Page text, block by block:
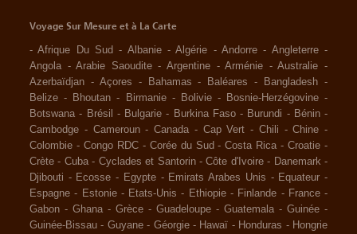
Voyage Sur Mesure et à La Carte
-Afrique Du Sud - Albanie -Algérie -Andorre - Angleterre -
Angola -Arabie Saoudite -Argentine -Arménie -Australie -
Azerbaïdjan - Açores - Bahamas - Baléares - Bangladesh -
Belize - Bhoutan - Birmanie - Bolivie - Bosnie-Herzégovine -
Botswana - Brésil - Bulgarie - Burkina Faso - Burundi - Bénin -
Cambodge - Cameroun - Canada - Cap Vert - Chili -Chine -
Colombie - Congo RDC - Corée du Sud -Costa Rica -Croatie -
Crète - Cuba - Cyclades et Santorin -Côte d'Ivoire - Danemark -
Djibouti - Ecosse - Egypte - Emirats Arabes Unis - Equateur -
Espagne - Estonie - Etats-Unis - Ethiopie - Finlande - France -
Gabon - Ghana - Grèce - Guadeloupe - Guatemala - Guinée -
Guinée-Bissau - Guyane - Géorgie - Hawaï - Honduras - Hongrie